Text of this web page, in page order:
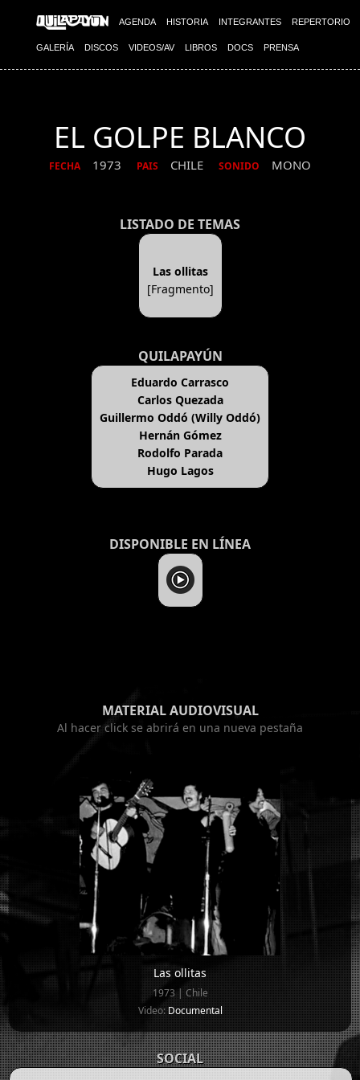
AGENDA HISTORIA INTEGRANTES REPERTORIO
GALERÍA DISCOS VIDEOS/AV LIBROS DOCS PRENSA
EL GOLPE BLANCO
FECHA 1973 PAIS CHILE SONIDO MONO
LISTADO DE TEMAS
Las ollitas
[Fragmento]
QUILAPAYÚN
Eduardo Carrasco
Carlos Quezada
Guillermo Oddó (Willy Oddó)
Hernán Gómez
Rodolfo Parada
Hugo Lagos
DISPONIBLE EN LÍNEA
MATERIAL AUDIOVISUAL
Al hacer click se abrirá en una nueva pestaña
Las ollitas
1973 | Chile
Video: Documental
SOCIAL